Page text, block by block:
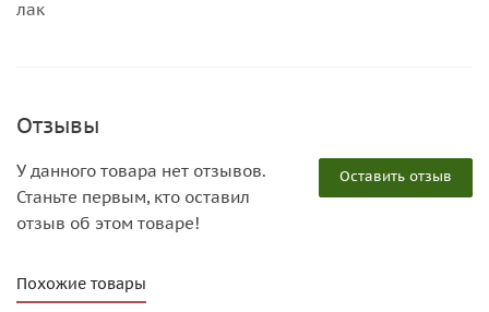
лак
Отзывы
Оставить отзыв
У данного товара нет отзывов.
Станьте первым, кто оставил
отзыв об этом товаре!
Похожие товары